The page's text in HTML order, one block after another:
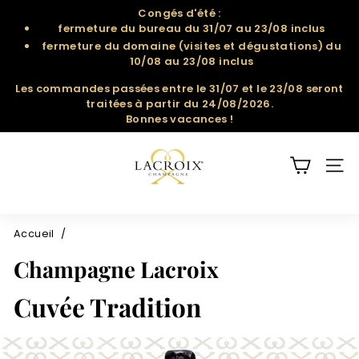
contenu
Diaporama
Pause
Congés d'été :
fermeture du bureau du 31/07 au 23/08 inclus
fermeture du domaine (visites et dégustations) du
10/08 au 23/08 inclus
Les commandes passées entre le 31/07 et le 23/08 seront
traitées à partir du 24/08/2026.
Bonnes vacances !
h
g
e
l
Accueil /
Champagne Lacroix
Cuvée Tradition